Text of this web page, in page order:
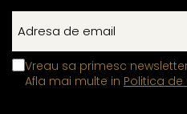
Vreau sa primesc
Afla mai multe in Politica